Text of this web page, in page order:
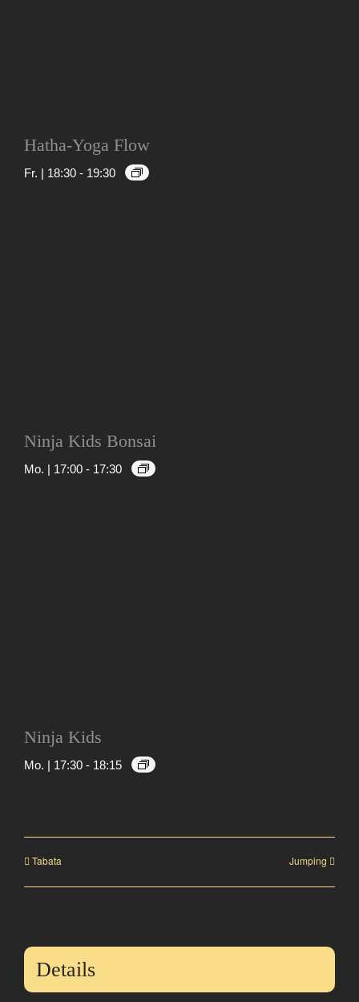
Hatha-Yoga Flow
Fr. | 18:30 - 19:30
Ninja Kids Bonsai
Mo. | 17:00 - 17:30
Ninja Kids
Mo. | 17:30 - 18:15
Tabata Jumping
Details